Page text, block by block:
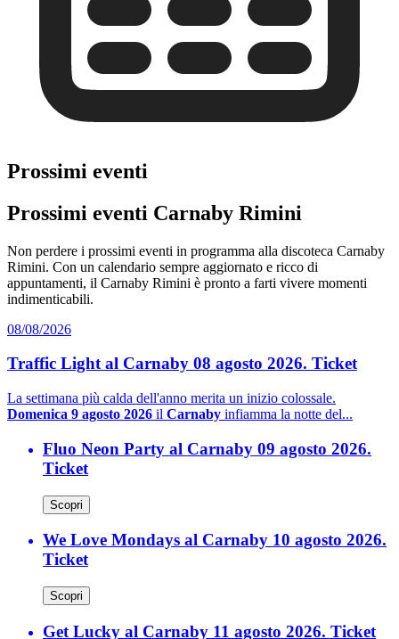
Prossimi eventi
Prossimi eventi Carnaby Rimini
Non perdere i prossimi eventi in programma alla discoteca Carnaby
Rimini. Con un calendario sempre aggiornato e ricco di
appuntamenti, il Carnaby Rimini è pronto a farti vivere momenti
indimenticabili.
08/08/2026
Traffic Light al Carnaby 08 agosto 2026. Ticket
La settimana più calda dell'anno merita un inizio colossale.
Domenica 9 agosto 2026 il Carnaby infiamma la notte del...
Fluo Neon Party al Carnaby 09 agosto 2026.
Ticket
Scopri
We Love Mondays al Carnaby 10 agosto 2026.
Ticket
Scopri
Get Lucky al Carnaby 11 agosto 2026. Ticket